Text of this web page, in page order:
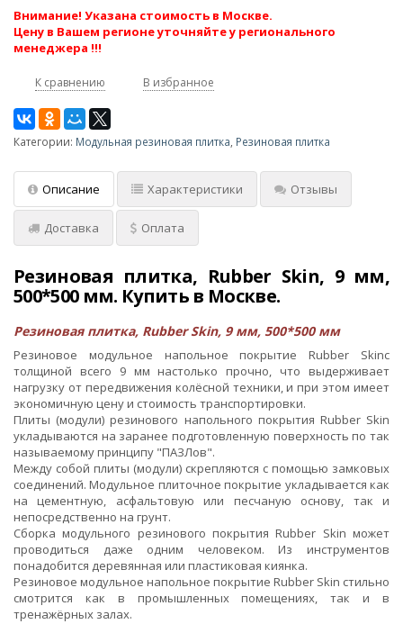
Внимание! Указана стоимость в Москве.
Цену в Вашем регионе уточняйте у регионального
менеджера !!!
К сравнению В избранное
Категории: Модульная резиновая плитка, Резиновая плитка
Описание Характеристики Отзывы
Доставка Оплата
Резиновая плитка, Rubber Skin, 9 мм,
500*500 мм. Купить в Москве.
Резиновая плитка, Rubber Skin, 9 мм, 500*500 мм
Резиновое модульное напольное покрытие Rubber Skinс
толщиной всего 9 мм настолько прочно, что выдерживает
нагрузку от передвижения колёсной техники, и при этом имеет
экономичную цену и стоимость транспортировки.
Плиты (модули) резинового напольного покрытия Rubber Skin
укладываются на заранее подготовленную поверхность по так
называемому принципу "ПАЗЛов".
Между собой плиты (модули) скрепляются с помощью замковых
соединений. Модульное плиточное покрытие укладывается как
на цементную, асфальтовую или песчаную основу, так и
непосредственно на грунт.
Сборка модульного резинового покрытия Rubber Skin может
проводиться даже одним человеком. Из инструментов
понадобится деревянная или пластиковая киянка.
Резиновое модульное напольное покрытие Rubber Skin стильно
смотрится как в промышленных помещениях, так и в
тренажёрных залах.